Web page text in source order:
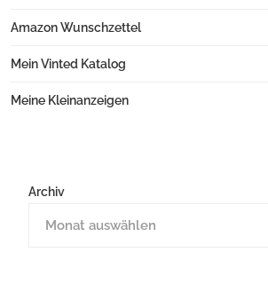
Amazon Wunschzettel
Mein Vinted Katalog
Meine Kleinanzeigen
Archiv